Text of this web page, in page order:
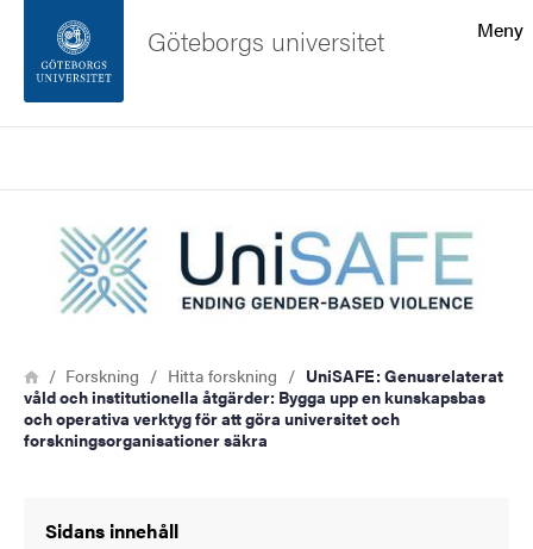
Sidfoten
Om webbplatsen
Meny
Göteborgs universitet
Länkstig
HemForskning Hitta forskning
UniSAFE: Genusrelaterat
våld och institutionella åtgärder: Bygga upp en kunskapsbas
och operativa verktyg för att göra universitet och
forskningsorganisationer säkra
Sidans innehåll